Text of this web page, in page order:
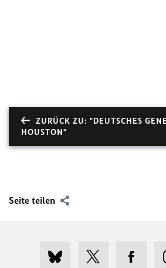
ZURÜCK ZU: "DEUTSCHES
HOUSTON"
Seite teilen